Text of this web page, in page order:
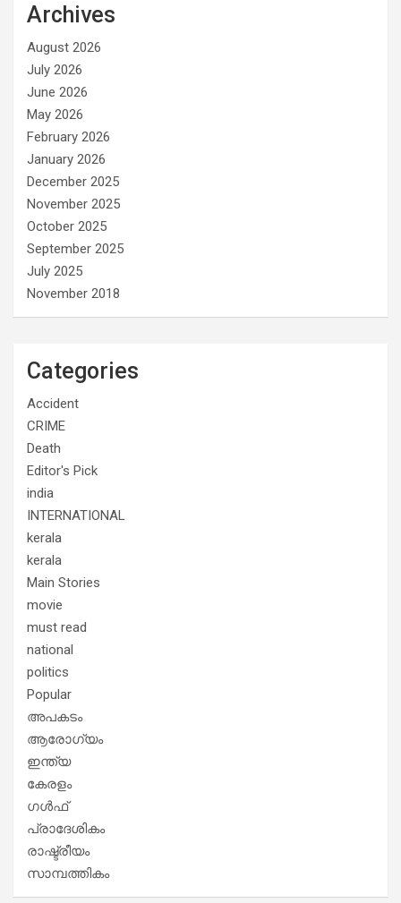
Archives
August 2026
July 2026
June 2026
May 2026
February 2026
January 2026
December 2025
November 2025
October 2025
September 2025
July 2025
November 2018
Categories
Accident
CRIME
Death
Editor's Pick
india
INTERNATIONAL
kerala
kerala
Main Stories
movie
must read
national
politics
Popular
അപകടം
ആരോഗ്യം
ഇന്ത്യ
കേരളം
ഗൾഫ്
പ്രാദേശികം
രാഷ്ട്രീയം
സാമ്പത്തികം